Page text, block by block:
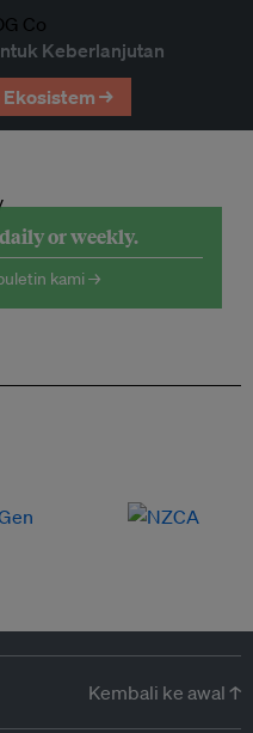
Keberlanjutan
→
or weekly.
kami →
Kembali ke awal ↑